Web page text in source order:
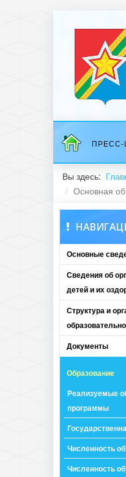
ПРЕСС-
Вы здесь:
Основная
Основные
Сведения об
детей и их
Структура и
Документы
Образование
Реализуемые
программы
Численность
Численность